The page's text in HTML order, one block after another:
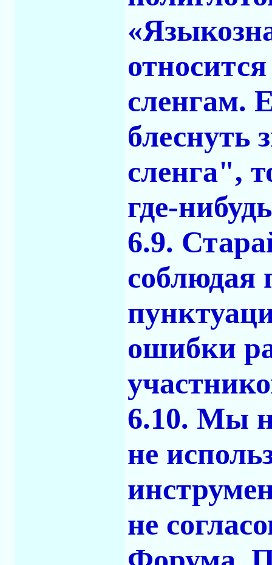
сленгам.
блеснуть
сленга",
где-
6.9.
соблюдая
ошибки
6.10. Мы
не
не